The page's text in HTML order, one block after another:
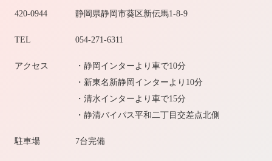
420-0944 静岡県静岡市葵区新伝馬1-8-9
TEL 054-271-6311
アクセス
・静岡インターより車で10分
・新東名新静岡インターより10分
・清水インターより車で15分
・静清バイパス平和二丁目交差点北側
駐車場 7台完備